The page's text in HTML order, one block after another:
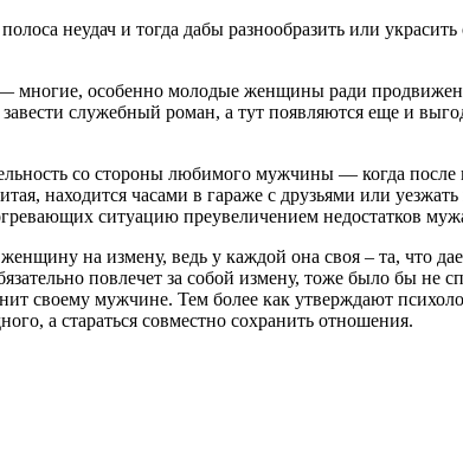
неудач и тогда дабы разнообразить или
особенно молодые женщины ради
служебный роман, а тут появляются еще и
со стороны любимого мужчины — когда после
находится часами в гараже с друзьями или
ситуацию преувеличением недостатков
на измену, ведь у каждой она своя – та, что
повлечет за собой измену, тоже было бы
своему мужчине. Тем более как утверждают
а стараться совместно сохранить отношения.